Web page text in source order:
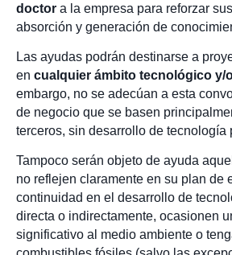
doctor a la empresa para reforzar
absorción y generación de
Las ayudas podrán destinarse a
en cualquier ámbito tecnológico y/
embargo, no se adecúan a esta
de negocio que se basen
terceros, sin desarrollo de tecnología
Tampoco serán objeto de ayuda
no reflejen claramente en su plan de
continuidad en el desarrollo de
directa o indirectamente, ocasionen
significativo al medio ambiente o